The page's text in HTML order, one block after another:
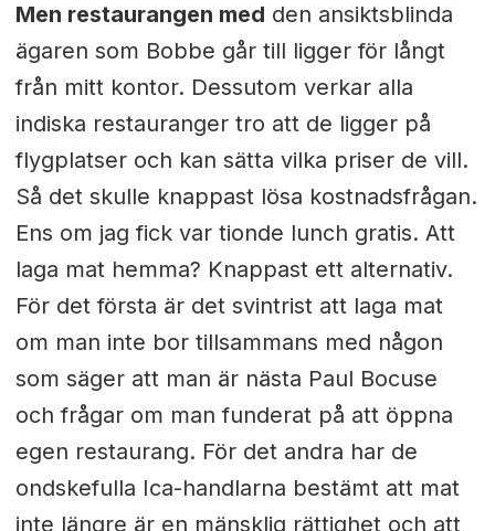
Men restaurangen med den ansiktsblinda
ägaren som Bobbe går till ligger för långt
från mitt kontor. Dessutom verkar alla
indiska restauranger tro att de ligger på
flygplatser och kan sätta vilka priser de vill.
Så det skulle knappast lösa kostnadsfrågan.
Ens om jag fick var tionde lunch gratis. Att
laga mat hemma? Knappast ett alternativ.
För det första är det svintrist att laga mat
om man inte bor tillsammans med någon
som säger att man är nästa Paul Bocuse
och frågar om man funderat på att öppna
egen restaurang. För det andra har de
ondskefulla Ica-handlarna bestämt att mat
inte längre är en mänsklig rättighet och att